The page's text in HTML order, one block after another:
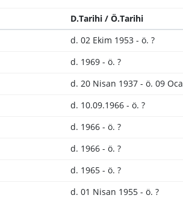
D.Tarihi / Ö.Tarihi
d. 02 Ekim 1953 - ö. ?
d. 1969 - ö. ?
d. 20 Nisan 1937 - ö. 09
d. 10.09.1966 - ö. ?
d. 1966 - ö. ?
d. 1966 - ö. ?
d. 1965 - ö. ?
d. 01 Nisan 1955 - ö. ?